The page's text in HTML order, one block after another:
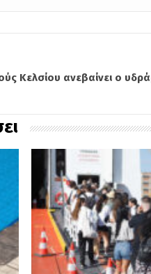
Κελσίου ανεβαίνει ο